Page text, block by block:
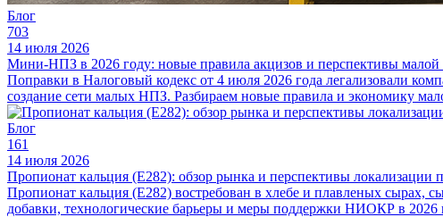
Блог
703
14 июля 2026
Мини-НПЗ в 2026 году: новые правила акцизов и перспективы малой
Поправки в Налоговый кодекс от 4 июля 2026 года легализовали
создание сети малых НПЗ. Разбираем новые правила и экономику
Блог
161
14 июля 2026
Пропионат кальция (E282): обзор рынка и перспективы локализации
Пропионат кальция (E282) востребован в хлебе и плавленых сырах,
добавки, технологические барьеры и меры поддержки НИОКР в 2026